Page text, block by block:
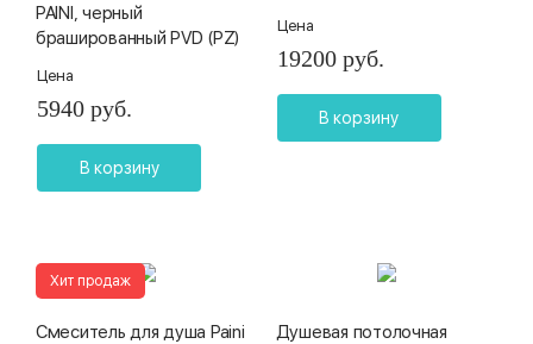
PAINI, черный
брашированный PVD (PZ)
Цена
5940 руб.
В корзину
Цена
19200 руб.
В корзину
Хит продаж
Смеситель для душа Paini
Душевая потолочная